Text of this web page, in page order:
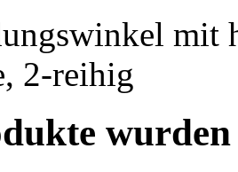
mit
2-reihig